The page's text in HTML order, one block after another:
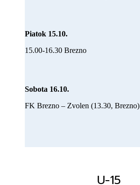
Piatok 15.10.
15.00-16.30 Brezno
Sobota 16.10.
FK Brezno – Zvolen (13.30, Brezno)
U-15